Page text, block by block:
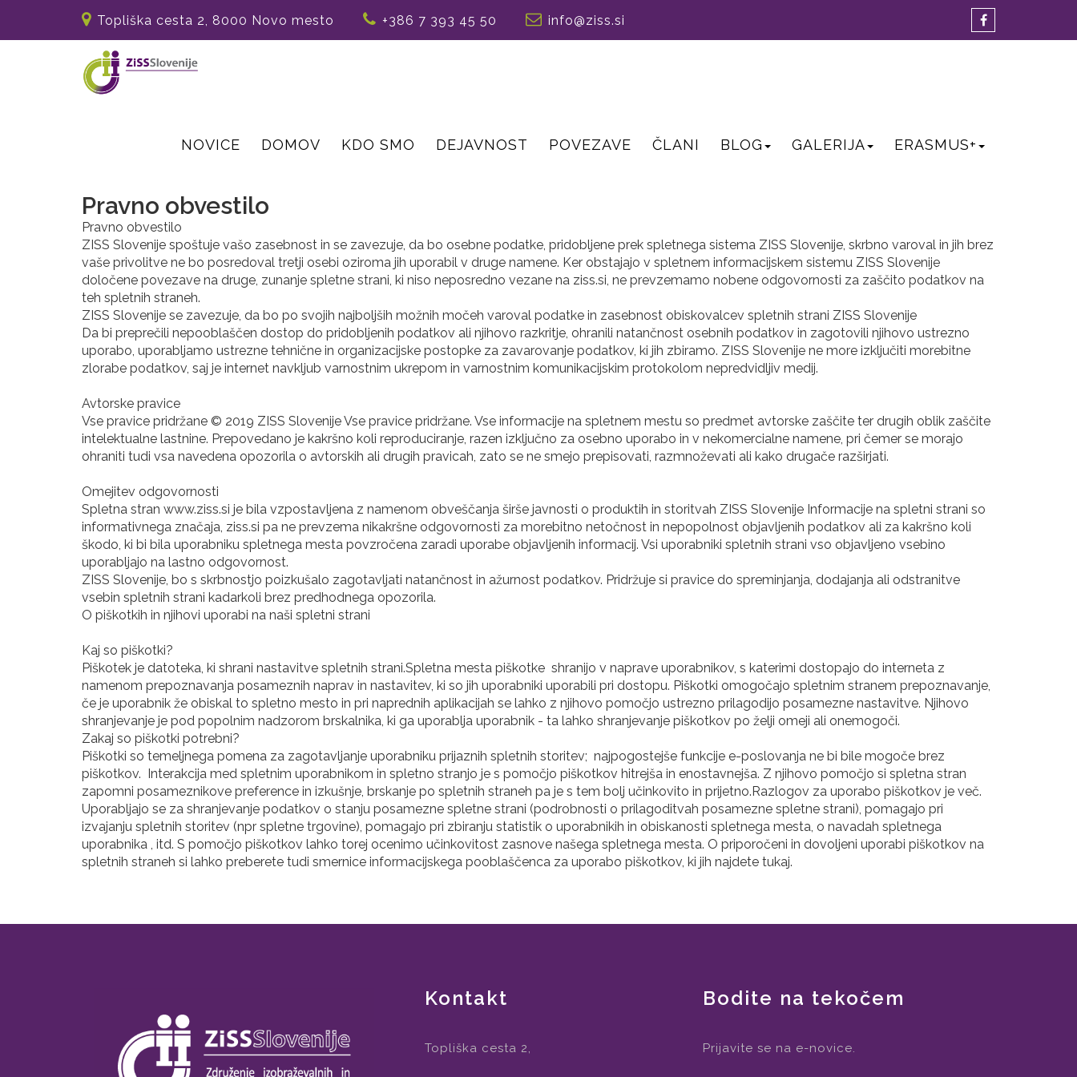
Topliška cesta 2, 8000 Novo mesto +386 7 393 45 50 info@ziss.si
NOVICE DOMOV KDO SMO DEJAVNOST POVEZAVE ČLANI BLOG GALERIJA ERASMUS+
Pravno obvestilo
Pravno obvestilo
ZISS Slovenije spoštuje vašo zasebnost in se zavezuje, da bo osebne podatke, pridobljene prek spletnega sistema ZISS Slovenije, skrbno varoval in jih brez
vaše privolitve ne bo posredoval tretji osebi oziroma jih uporabil v druge namene. Ker obstajajo v spletnem informacijskem sistemu ZISS Slovenije
določene povezave na druge, zunanje spletne strani, ki niso neposredno vezane na ziss.si, ne prevzemamo nobene odgovornosti za zaščito podatkov na
teh spletnih straneh.
ZISS Slovenije se zavezuje, da bo po svojih najboljših možnih močeh varoval podatke in zasebnost obiskovalcev spletnih strani ZISS Slovenije
Da bi preprečili nepooblaščen dostop do pridobljenih podatkov ali njihovo razkritje, ohranili natančnost osebnih podatkov in zagotovili njihovo ustrezno
uporabo, uporabljamo ustrezne tehnične in organizacijske postopke za zavarovanje podatkov, ki jih zbiramo. ZISS Slovenije ne more izključiti morebitne
zlorabe podatkov, saj je internet navkljub varnostnim ukrepom in varnostnim komunikacijskim protokolom nepredvidljiv medij.
Avtorske pravice
Vse pravice pridržane © 2019 ZISS Slovenije Vse pravice pridržane. Vse informacije na spletnem mestu so predmet avtorske zaščite ter drugih oblik zaščite
intelektualne lastnine. Prepovedano je kakršno koli reproduciranje, razen izključno za osebno uporabo in v nekomercialne namene, pri čemer se morajo
ohraniti tudi vsa navedena opozorila o avtorskih ali drugih pravicah, zato se ne smejo prepisovati, razmnoževati ali kako drugače razširjati.
Omejitev odgovornosti
Spletna stran www.ziss.si je bila vzpostavljena z namenom obveščanja širše javnosti o produktih in storitvah ZISS Slovenije Informacije na spletni strani so
informativnega značaja, ziss.si pa ne prevzema nikakršne odgovornosti za morebitno netočnost in nepopolnost objavljenih podatkov ali za kakršno koli
škodo, ki bi bila uporabniku spletnega mesta povzročena zaradi uporabe objavljenih informacij. Vsi uporabniki spletnih strani vso objavljeno vsebino
uporabljajo na lastno odgovornost.
ZISS Slovenije, bo s skrbnostjo poizkušalo zagotavljati natančnost in ažurnost podatkov. Pridržuje si pravice do spreminjanja, dodajanja ali odstranitve
vsebin spletnih strani kadarkoli brez predhodnega opozorila.
O piškotkih in njihovi uporabi na naši spletni strani
Kaj so piškotki?
Piškotek je datoteka, ki shrani nastavitve spletnih strani.Spletna mesta piškotke shranijo v naprave uporabnikov, s katerimi dostopajo do interneta z
namenom prepoznavanja posameznih naprav in nastavitev, ki so jih uporabniki uporabili pri dostopu. Piškotki omogočajo spletnim stranem prepoznavanje,
če je uporabnik že obiskal to spletno mesto in pri naprednih aplikacijah se lahko z njihovo pomočjo ustrezno prilagodijo posamezne nastavitve. Njihovo
shranjevanje je pod popolnim nadzorom brskalnika, ki ga uporablja uporabnik - ta lahko shranjevanje piškotkov po želji omeji ali onemogoči.
Zakaj so piškotki potrebni?
Piškotki so temeljnega pomena za zagotavljanje uporabniku prijaznih spletnih storitev; najpogostejše funkcije e-poslovanja ne bi bile mogoče brez
piškotkov. Interakcija med spletnim uporabnikom in spletno stranjo je s pomočjo piškotkov hitrejša in enostavnejša. Z njihovo pomočjo si spletna stran
zapomni posameznikove preference in izkušnje, brskanje po spletnih straneh pa je s tem bolj učinkovito in prijetno.Razlogov za uporabo piškotkov je več.
Uporabljajo se za shranjevanje podatkov o stanju posamezne spletne strani (podrobnosti o prilagoditvah posamezne spletne strani), pomagajo pri
izvajanju spletnih storitev (npr spletne trgovine), pomagajo pri zbiranju statistik o uporabnikih in obiskanosti spletnega mesta, o navadah spletnega
uporabnika , itd. S pomočjo piškotkov lahko torej ocenimo učinkovitost zasnove našega spletnega mesta. O priporočeni in dovoljeni uporabi piškotkov na
spletnih straneh si lahko preberete tudi smernice informacijskega pooblaščenca za uporabo piškotkov, ki jih najdete tukaj.
Kontakt
Topliška cesta 2,
Bodite na tekočem
Prijavite se na e-novice.